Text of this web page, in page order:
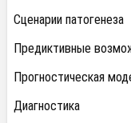
Сценарии патогенеза
Предиктивные
Прогностическая
Диагностика